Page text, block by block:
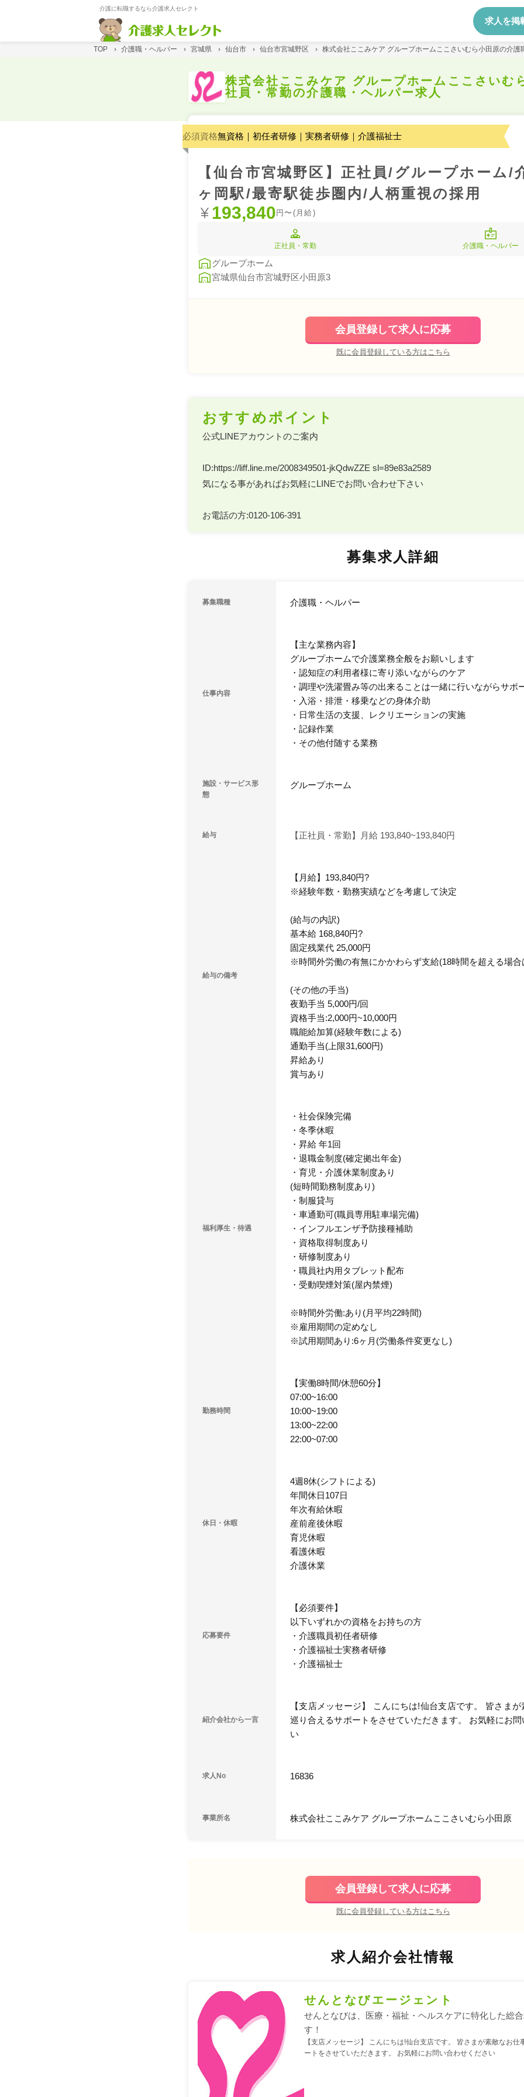
介護に転職するなら介護求人セレクト
求人を掲
TOP › 介護職・ヘルパー › 宮城県 › 仙台市 › 仙台市宮城野区 › 株式会社ここみケア グループホームここさいむら小田原の介護
株式会社ここみケア グループホームここさいむ
社員・常勤の介護職・ヘルパー求人
必須資格無資格｜初任者研修｜実務者研修｜介護福祉士
【仙台市宮城野区】正社員/グループホーム/
ヶ岡駅/最寄駅徒歩圏内/人柄重視の採用
193,840 円〜(月給)
正社員・常勤 介護職・ヘルパー
グループホーム
宮城県仙台市宮城野区小田原3
会員登録して求人に応募
既に会員登録している方はこちら
おすすめポイント
公式LINEアカウントのご案内
ID:https://liff.line.me/2008349501-jkQdwZZE sl=89e83a2589
気になる事があればお気軽にLINEでお問い合わせ下さい
お電話の方:0120-106-391
募集求人詳細
募集職種 介護職・ヘルパー
仕事内容
【主な業務内容】
グループホームで介護業務全般をお願いします
・認知症の利用者様に寄り添いながらのケア
・調理や洗濯畳み等の出来ることは一緒に行いながらサポ
・入浴・排泄・移乗などの身体介助
・日常生活の支援、レクリエーションの実施
・記録作業
・その他付随する業務
施設・サービス形
態
グループホーム
給与 【正社員・常勤】月給 193,840~193,840円
給与の備考
【月給】193,840円?
※経験年数・勤務実績などを考慮して決定
(給与の内訳)
基本給 168,840円?
固定残業代 25,000円
※時間外労働の有無にかかわらず支給(18時間を超える場合
(その他の手当)
夜勤手当 5,000円/回
資格手当:2,000円~10,000円
職能給加算(経験年数による)
通勤手当(上限31,600円)
昇給あり
賞与あり
福利厚生・待遇
・社会保険完備
・冬季休暇
・昇給 年1回
・退職金制度(確定拠出年金)
・育児・介護休業制度あり
(短時間勤務制度あり)
・制服貸与
・車通勤可(職員専用駐車場完備)
・インフルエンザ予防接種補助
・資格取得制度あり
・研修制度あり
・職員社内用タブレット配布
・受動喫煙対策(屋内禁煙)
※時間外労働:あり(月平均22時間)
※雇用期間の定めなし
※試用期間あり:6ヶ月(労働条件変更なし)
勤務時間
【実働8時間/休憩60分】
07:00~16:00
10:00~19:00
13:00~22:00
22:00~07:00
休日・休暇
4週8休(シフトによる)
年間休日107日
年次有給休暇
産前産後休暇
育児休暇
看護休暇
介護休業
応募要件
【必須要件】
以下いずれかの資格をお持ちの方
・介護職員初任者研修
・介護福祉士実務者研修
・介護福祉士
紹介会社から一言
【支店メッセージ】 こんにちは!仙台支店です。 皆さま
巡り合えるサポートをさせていただきます。 お気軽にお
い
求人No 16836
事業所名 株式会社ここみケア グループホームここさいむら小田原
会員登録して求人に応募
既に会員登録している方はこちら
求人紹介会社情報
せんとなびエージェント
せんとなびは、医療・福祉・ヘルスケアに特化した総
す！
【支店メッセージ】 こんにちは!仙台支店です。 皆さまが素敵なお仕
ートをさせていただきます。 お気軽にお問い合わせください